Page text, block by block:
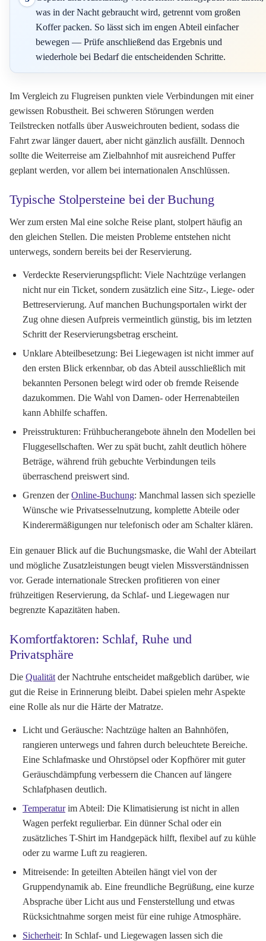
was in der Nacht gebraucht wird, getrennt vom großen
Koffer packen. So lässt sich im engen Abteil einfacher
bewegen — Prüfe anschließend das Ergebnis und
wiederhole bei Bedarf die entscheidenden Schritte.
Im Vergleich zu Flugreisen punkten viele Verbindungen mit einer
gewissen Robustheit. Bei schweren Störungen werden
Teilstrecken notfalls über Ausweichrouten bedient, sodass die
Fahrt zwar länger dauert, aber nicht gänzlich ausfällt. Dennoch
sollte die Weiterreise am Zielbahnhof mit ausreichend Puffer
geplant werden, vor allem bei internationalen Anschlüssen.
Typische Stolpersteine bei der Buchung
Wer zum ersten Mal eine solche Reise plant, stolpert häufig an
den gleichen Stellen. Die meisten Probleme entstehen nicht
unterwegs, sondern bereits bei der Reservierung.
Verdeckte Reservierungspflicht: Viele Nachtzüge verlangen
nicht nur ein Ticket, sondern zusätzlich eine Sitz-, Liege- oder
Bettreservierung. Auf manchen Buchungsportalen wirkt der
Zug ohne diesen Aufpreis vermeintlich günstig, bis im letzten
Schritt der Reservierungsbetrag erscheint.
Unklare Abteilbesetzung: Bei Liegewagen ist nicht immer auf
den ersten Blick erkennbar, ob das Abteil ausschließlich mit
bekannten Personen belegt wird oder ob fremde Reisende
dazukommen. Die Wahl von Damen- oder Herrenabteilen
kann Abhilfe schaffen.
Preisstrukturen: Frühbucherangebote ähneln den Modellen bei
Fluggesellschaften. Wer zu spät bucht, zahlt deutlich höhere
Beträge, während früh gebuchte Verbindungen teils
überraschend preiswert sind.
Grenzen derOnline-Buchung: Manchmal lassen sich spezielle
Wünsche wie Privatsesselnutzung, komplette Abteile oder
Kinderermäßigungen nur telefonisch oder am Schalter klären.
Ein genauer Blick auf die Buchungsmaske, die Wahl der Abteilart
und mögliche Zusatzleistungen beugt vielen Missverständnissen
vor. Gerade internationale Strecken profitieren von einer
frühzeitigen Reservierung, da Schlaf- und Liegewagen nur
begrenzte Kapazitäten haben.
Komfortfaktoren: Schlaf, Ruhe und
Privatsphäre
Die Qualität der Nachtruhe entscheidet maßgeblich darüber, wie
gut die Reise in Erinnerung bleibt. Dabei spielen mehr Aspekte
eine Rolle als nur die Härte der Matratze.
Licht und Geräusche: Nachtzüge halten an Bahnhöfen,
rangieren unterwegs und fahren durch beleuchtete Bereiche.
Eine Schlafmaske und Ohrstöpsel oder Kopfhörer mit guter
Geräuschdämpfung verbessern die Chancen auf längere
Schlafphasen deutlich.
Temperaturim Abteil: Die Klimatisierung ist nicht in allen
Wagen perfekt regulierbar. Ein dünner Schal oder ein
zusätzliches T-Shirt im Handgepäck hilft, flexibel auf zu kühle
oder zu warme Luft zu reagieren.
Mitreisende: In geteilten Abteilen hängt viel von der
Gruppendynamik ab. Eine freundliche Begrüßung, eine kurze
Absprache über Licht aus und Fensterstellung und etwas
Rücksichtnahme sorgen meist für eine ruhige Atmosphäre.
Sicherheit: In Schlaf- und Liegewagen lassen sich die